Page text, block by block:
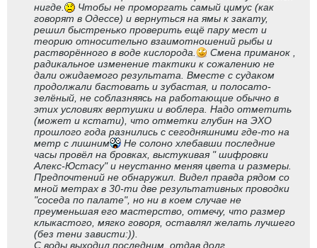
нигде.
Чтобы не проморгать самый цимус (как
говорят в Одессе) и вернуться на ямы к закату,
решил быстренько проверить ещё пару мест и
теорию относительно взаимотношений рыбы и
растворённого в воде кислорода.
Смена приманок ,
радикальное изменение тактики к сожалению не
дали ожидаемого результата. Вместе с судаком
продолжали бастовать и зубастая, и полосато-
зелёный, не соблазняясь на работающие обычно в
этих условиях вертушки и воблера. Надо отметить
(может и кстати), что отметки глубин на ЭХО
прошлого года разнились с сегодняшними где-то на
метр с лишним
Не солоно хлебавши последние
часы провёл на бровках, выстукивая " шифровки
Алекс-Юстасу" и неустанно меняя цвета и размеры.
Предпочтений не обнаружил. Видел правда рядом со
мной метрах в 30-ти две результативных проводки
"соседа по палате", но ни в коем случае не
преуменьшая его мастерство, отмечу, что размер
клыкастого, мягко говоря, оставлял желать лучшего
(без тени зависти:)).
С воды выходил последним, отдав долг